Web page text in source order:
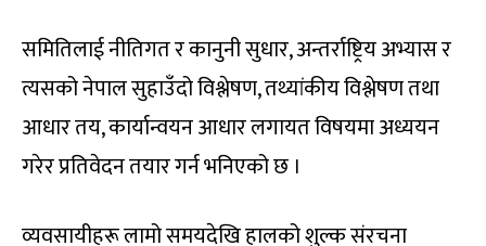
समितिलाई नीतिगत र कानुनी सुधार, अन्तर्राष्ट्रिय अभ्यास र
त्यसको नेपाल सुहाउँदो विश्लेषण, तथ्यांकीय विश्लेषण तथा
आधार तय, कार्यान्वयन आधार लगायत विषयमा अध्ययन
गरेर प्रतिवेदन तयार गर्न भनिएको छ ।
व्यवसायीहरू लामो समयदेखि हालको शुल्क संरचना